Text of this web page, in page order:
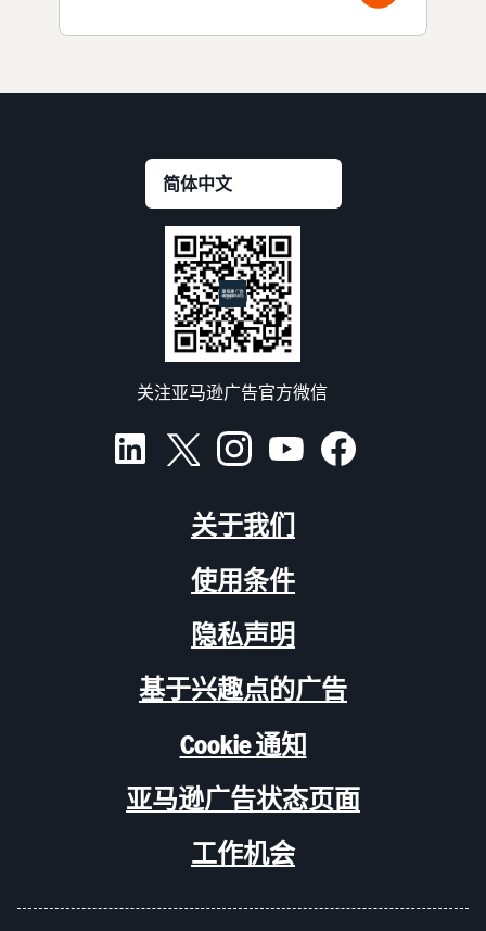
关注亚马逊广告官方微信
关于我们
使用条件
隐私声明
基于兴趣点的广告
Cookie 通知
亚马逊广告状态页面
工作机会